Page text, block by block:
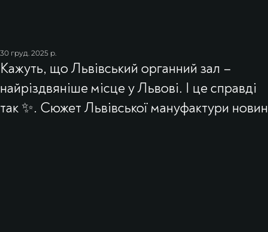
Кажуть, що Львівський органний зал –
найріздвяніше місце у Львові. І це справді
так ✨. Сюжет Львівської мануфактури новин
30 груд. 2025 р.